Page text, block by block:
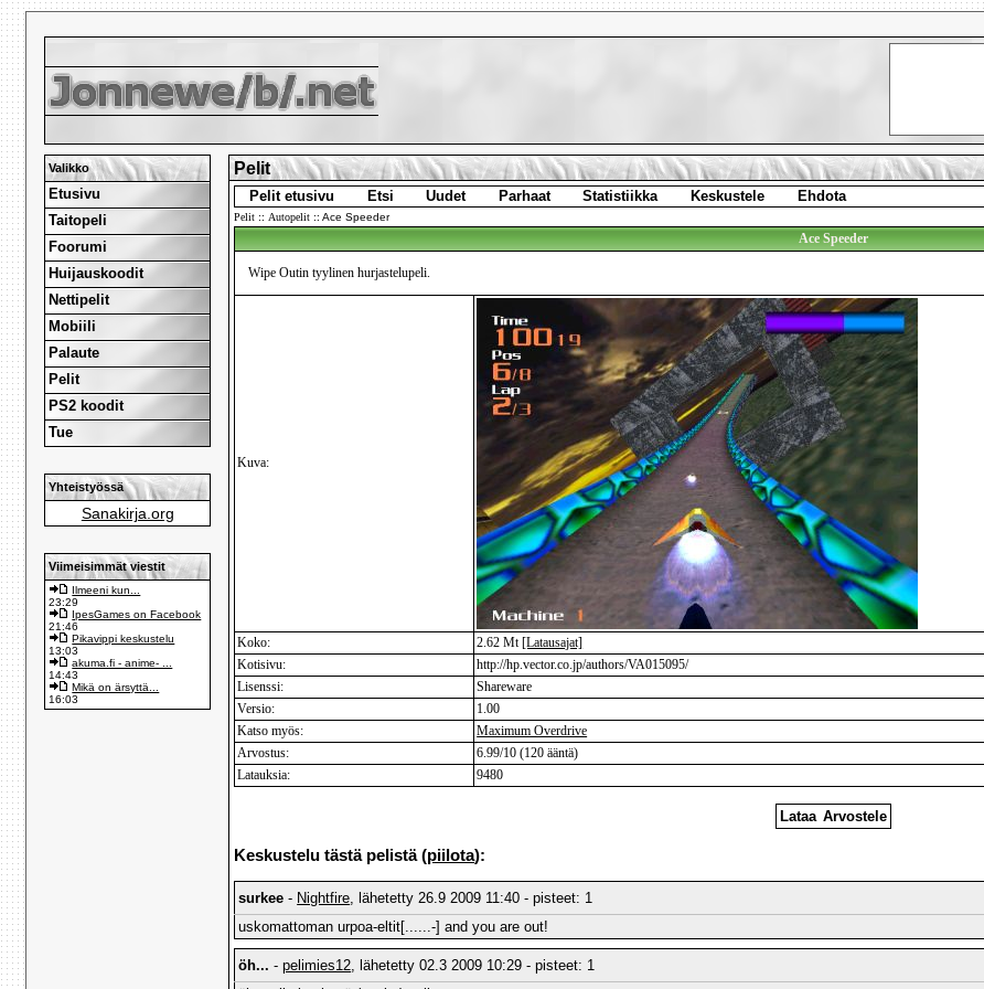
Valikko
Etusivu
Taitopeli
Foorumi
Huijauskoodit
Nettipelit
Mobiili
Palaute
Pelit
PS2 koodit
Tue
Yhteistyössä
Sanakirja.org
Viimeisimmät viestit
Ilmeeni kun...
23:29
IpesGames on Facebook
21:46
Pikavippi keskustelu
13:03
akuma.fi - anime- ...
14:43
Mikä on ärsyttä...
16:03
Pelit
Pelit etusivu Etsi Uudet Parhaat Statistiikka Keskustele Ehdota
Pelit ::Autopelit ::Ace Speeder
Ace Speeder
Wipe Outin tyylinen hurjastelupeli.
Kuva:
Koko: 2.62 Mt [Latausajat]
Kotisivu:
http://hp.vector.co.jp/authors/VA015095/
Lisenssi:
Shareware
Versio:
1.00
Katso myös:
Maximum Overdrive
Arvostus:
6.99/10 (120 ääntä)
Latauksia:
9480
Lataa Arvostele
Keskustelu tästä pelistä (piilota):
surkee - Nightfire, lähetetty 26.9 2009 11:40 - pisteet: 1
uskomattoman urpoa-eltit[......-] and you are out!
öh... -pelimies12, lähetetty 02.3 2009 10:29 - pisteet: 1